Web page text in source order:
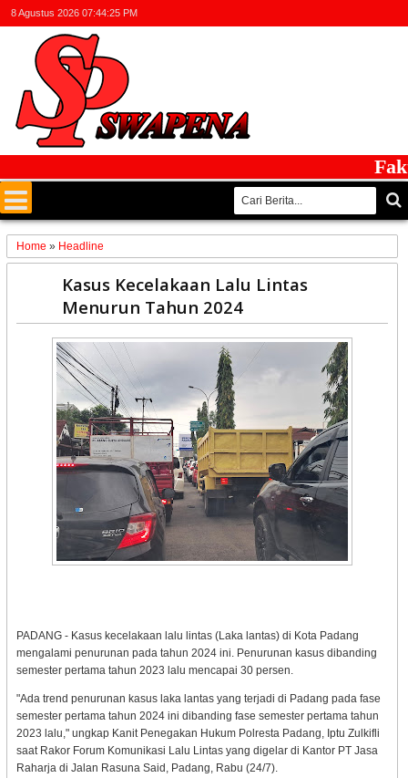
8 Agustus 2026 07:44:25 PM
Home » Headline
Kasus Kecelakaan Lalu Lintas
Menurun Tahun 2024
PADANG - Kasus kecelakaan lalu lintas (Laka lantas) di Kota Padang
mengalami penurunan pada tahun 2024 ini. Penurunan kasus dibanding
semester pertama tahun 2023 lalu mencapai 30 persen.
"Ada trend penurunan kasus laka lantas yang terjadi di Padang pada fase
semester pertama tahun 2024 ini dibanding fase semester pertama tahun
2023 lalu," ungkap Kanit Penegakan Hukum Polresta Padang, Iptu Zulkifli
saat Rakor Forum Komunikasi Lalu Lintas yang digelar di Kantor PT Jasa
Raharja di Jalan Rasuna Said, Padang, Rabu (24/7).